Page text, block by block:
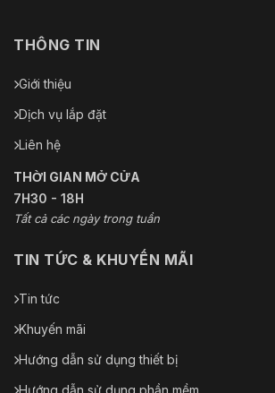
THÔNG TIN
Giới thiệu
Dịch vụ lắp đặt
Liên hệ
THỜI GIAN MỞ CỬA
7H30 - 18H
Tất cả các ngày trong tuần
TIN TỨC & KHUYẾN MÃI
Tin tức
Khuyến mãi
Hướng dẫn sử dụng thiết bị
Hướng dẫn sử dụng phần mềm